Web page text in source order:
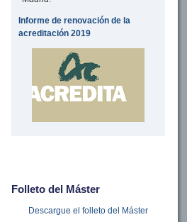
Informe de renovación de la
acreditación 2019
Folleto del Máster
Descargue el folleto del Máster